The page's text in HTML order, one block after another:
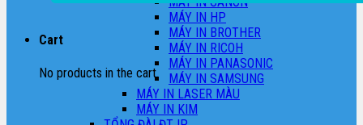
Cart
No products in the cart.
MÁY IN HP
MÁY IN BROTHER
MÁY IN RICOH
MÁY IN PANASONIC
MÁY IN SAMSUNG
MÁY IN LASER MÀU
MÁY IN KIM